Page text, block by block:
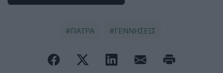
ΠΑΤΡΑ ΓΕΝΝΗΣΕΙΣ